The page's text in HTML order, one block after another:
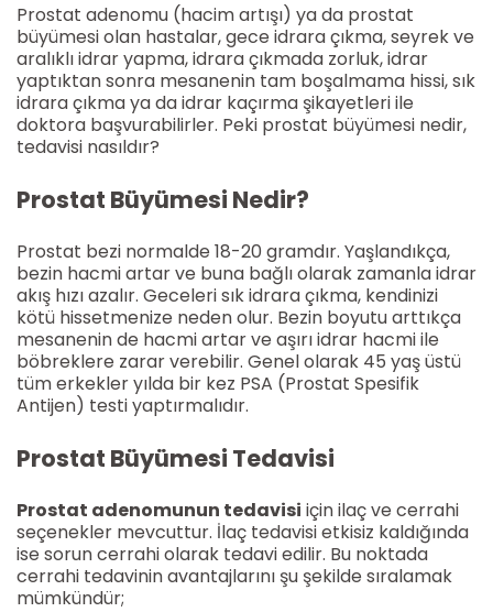
Prostat adenomu (hacim artışı) ya da prostat
büyümesi olan hastalar, gece idrara çıkma, seyrek ve
aralıklı idrar yapma, idrara çıkmada zorluk, idrar
yaptıktan sonra mesanenin tam boşalmama hissi, sık
idrara çıkma ya da idrar kaçırma şikayetleri ile
doktora başvurabilirler. Peki prostat büyümesi nedir,
tedavisi nasıldır?
Prostat Büyümesi Nedir?
Prostat bezi normalde 18-20 gramdır. Yaşlandıkça,
bezin hacmi artar ve buna bağlı olarak zamanla idrar
akış hızı azalır. Geceleri sık idrara çıkma, kendinizi
kötü hissetmenize neden olur. Bezin boyutu arttıkça
mesanenin de hacmi artar ve aşırı idrar hacmi ile
böbreklere zarar verebilir. Genel olarak 45 yaş üstü
tüm erkekler yılda bir kez PSA (Prostat Spesifik
Antijen) testi yaptırmalıdır.
Prostat Büyümesi Tedavisi
Prostat adenomunun tedavisi için ilaç ve cerrahi
seçenekler mevcuttur. İlaç tedavisi etkisiz kaldığında
ise sorun cerrahi olarak tedavi edilir. Bu noktada
cerrahi tedavinin avantajlarını şu şekilde sıralamak
mümkündür;